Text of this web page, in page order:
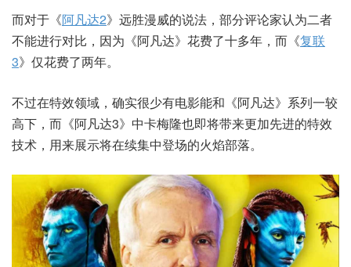
而对于《阿凡达2》远胜漫威的说法，部分评论家认为二者
不能进行对比，因为《阿凡达》花费了十多年，而《复联
3》仅花费了两年。
不过在特效领域，确实很少有电影能和《阿凡达》系列一较
高下，而《阿凡达3》中卡梅隆也即将带来更加先进的特效
技术，用来展示将在续集中登场的火焰部落。